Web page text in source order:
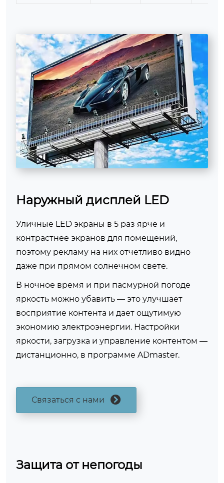
Наружный дисплей LED
Уличные LED экраны в 5 раз ярче и
контрастнее экранов для помещений,
поэтому рекламу на них отчетливо видно
даже при прямом солнечном свете.
В ночное время и при пасмурной погоде
яркость можно убавить — это улучшает
восприятие контента и дает ощутимую
экономию электроэнергии. Настройки
яркости, загрузка и управление контентом —
дистанционно, в программе ADmaster.
Связаться с нами
Защита от непогоды